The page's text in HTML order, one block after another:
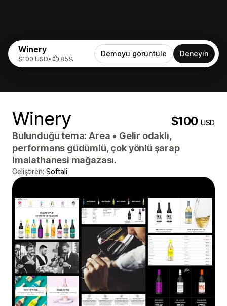
Winery
$100 USD• 85%
Demoyu görüntüle Deneyin
Winery $100USD
Bulunduğu tema:Area • Gelir odaklı,
performans güdümlü, çok yönlü şarap
imalathanesi mağazası.
Geliştiren: Softali